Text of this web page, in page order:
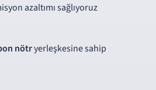
azaltımı sağlıyoruz
nötryerleşkesine sahip